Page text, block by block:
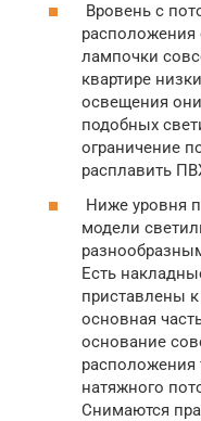
Вровень с
расположения
лампочки
квартире
освещения
подобных
ограничение
расплавить
Ниже уровня
модели
Есть
приставлены
основная
основание
расположения
натяжного
Снимаются